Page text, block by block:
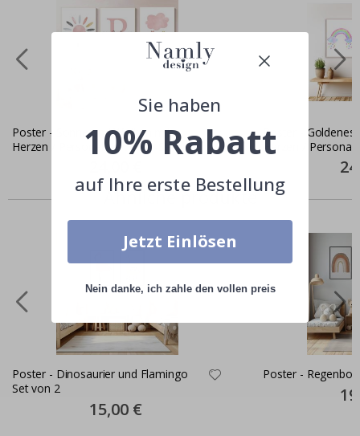
Poster - Sonne und Wolken mit
Herzen / Personalisiert / 3er-Set
Poster - Goldenes
Herzen /
Ähnliche produkte
Poster - Dinosaurier und Flamingo
Set von 2
Special
Price
15,00 €
Poster -
Sie haben
10% Rabatt
auf Ihre erste Bestellung
Jetzt Einlösen
Nein danke, ich zahle den vollen preis